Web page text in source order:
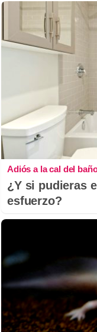
Adiós a la cal del
¿Y si pudieras
esfuerzo?